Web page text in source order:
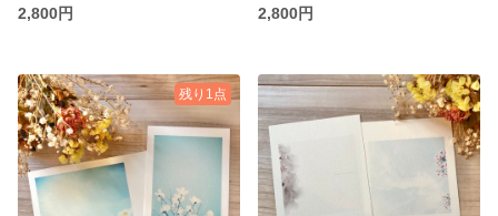
2,800円
2,800円
残り1点